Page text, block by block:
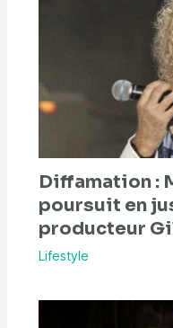
Diffamation :
poursuit en
producteur
Lifestyle